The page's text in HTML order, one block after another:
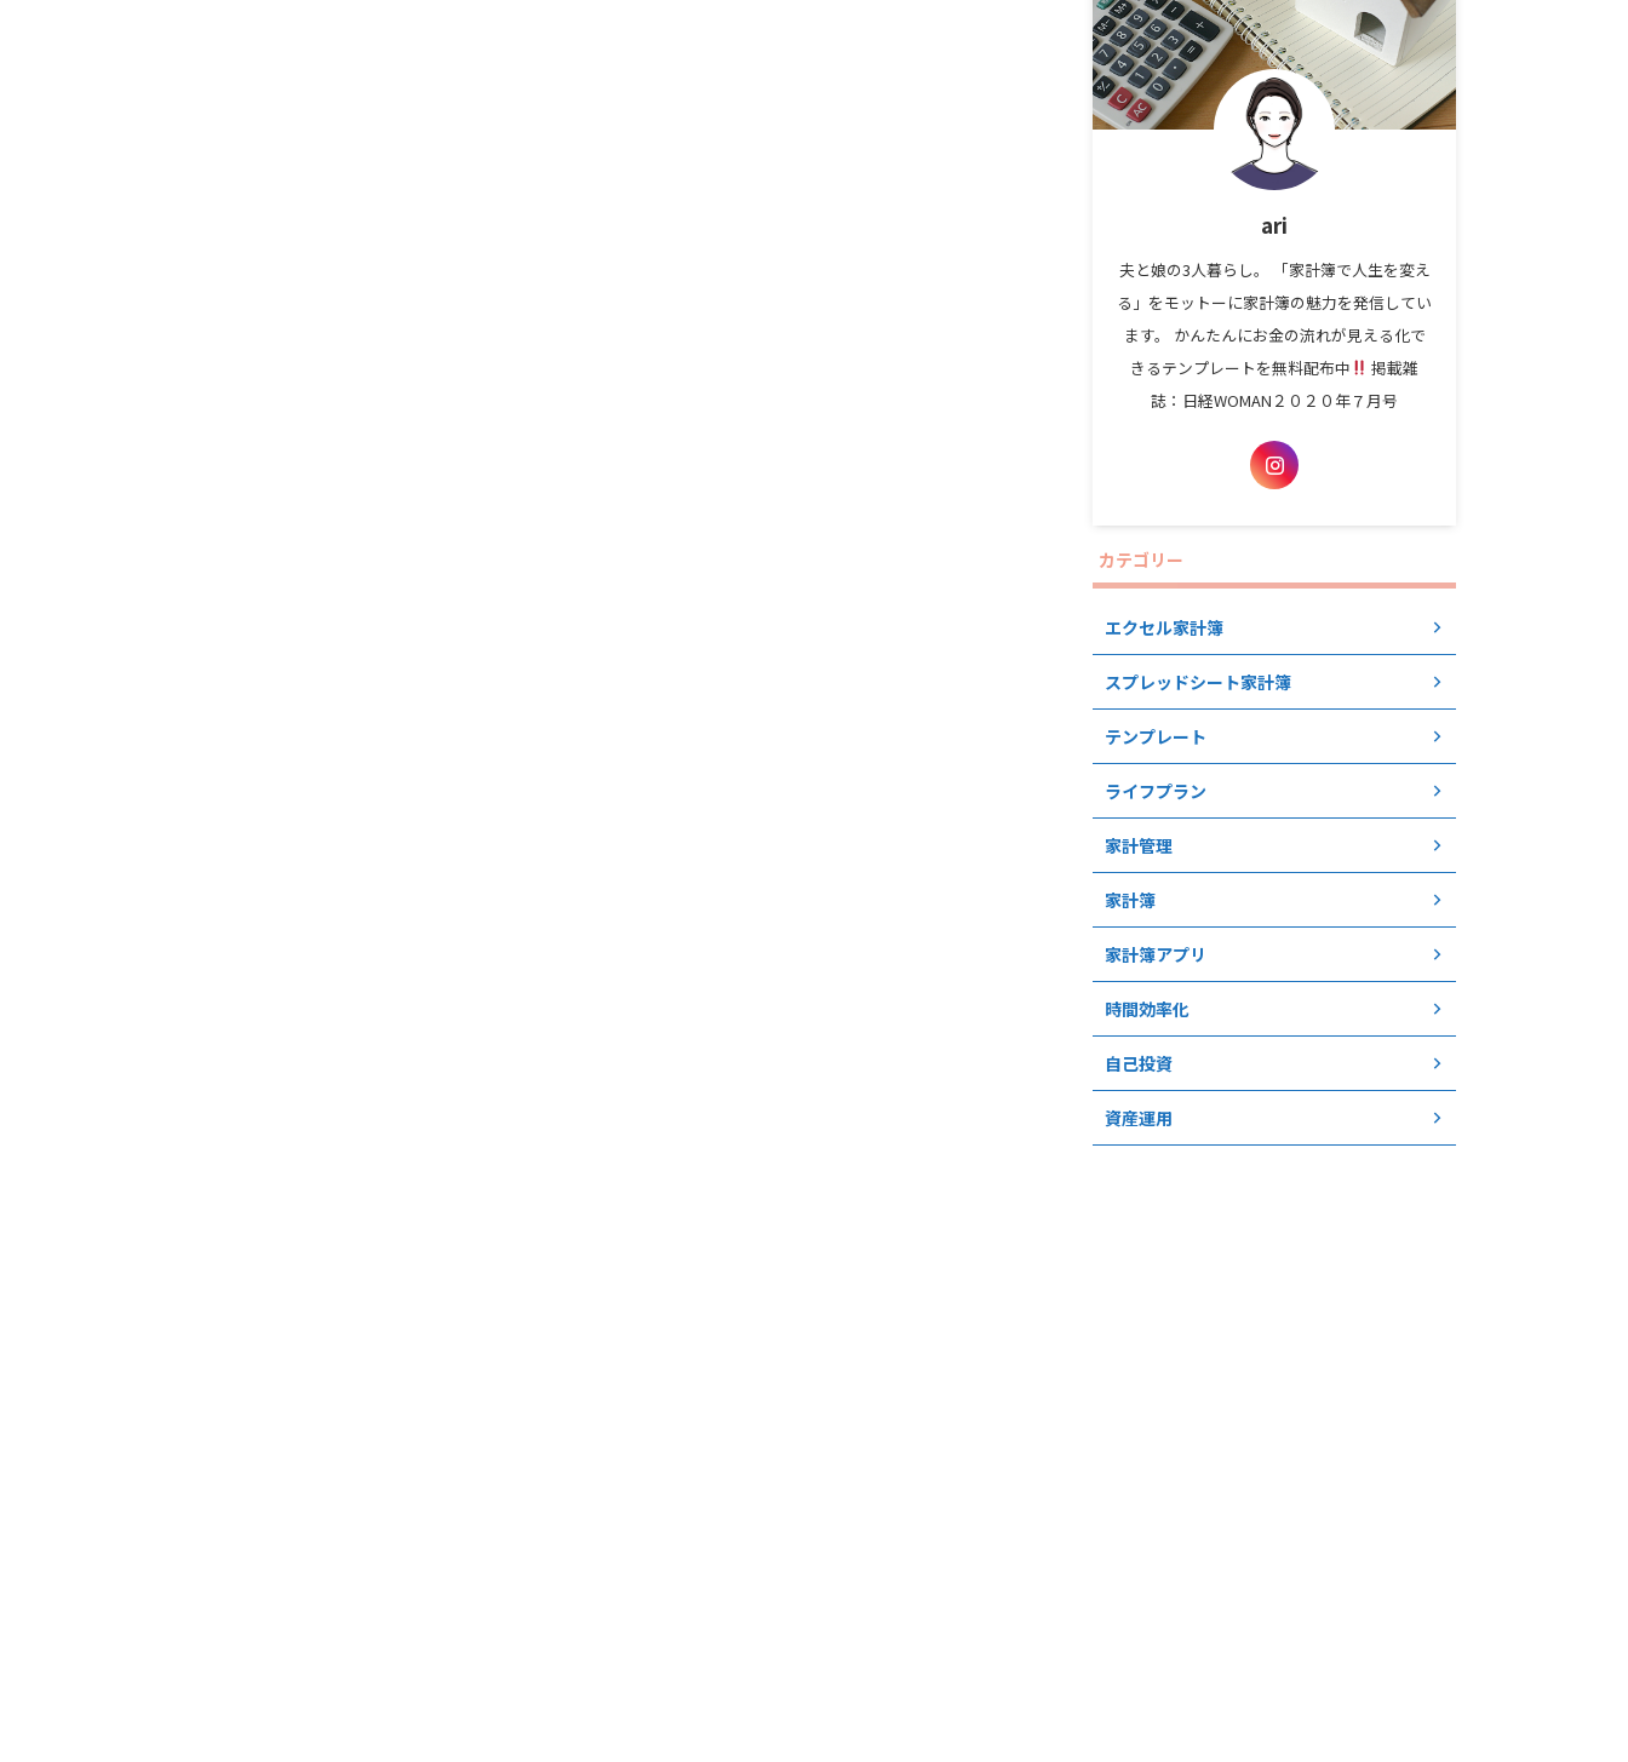
ari
夫と娘の3人暮らし。 「家計簿で人生を変え
る」をモットーに家計簿の魅力を発信してい
ます。 かんたんにお金の流れが見える化で
きるテンプレートを無料配布中
掲載雑
誌：日経WOMAN２０２０年７月号
カテゴリー
エクセル家計簿
スプレッドシート家計簿
テンプレート
ライフプラン
家計管理
家計簿
家計簿アプリ
時間効率化
自己投資
資産運用